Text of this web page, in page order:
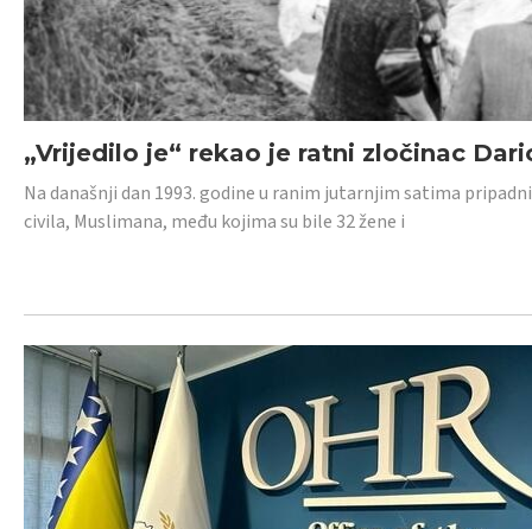
„Vrijedilo je“ rekao je ratni zločinac
Na današnji dan 1993. godine u ranim jutarnjim satima
civila, Muslimana, među kojima su bile 32 žene i